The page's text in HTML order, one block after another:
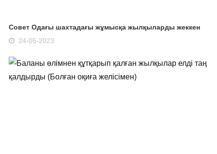
Совет Одағы шахтадағы жұмысқа жылқыларды жеккен
24-05-2023